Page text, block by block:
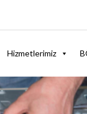
Hizmetlerimiz